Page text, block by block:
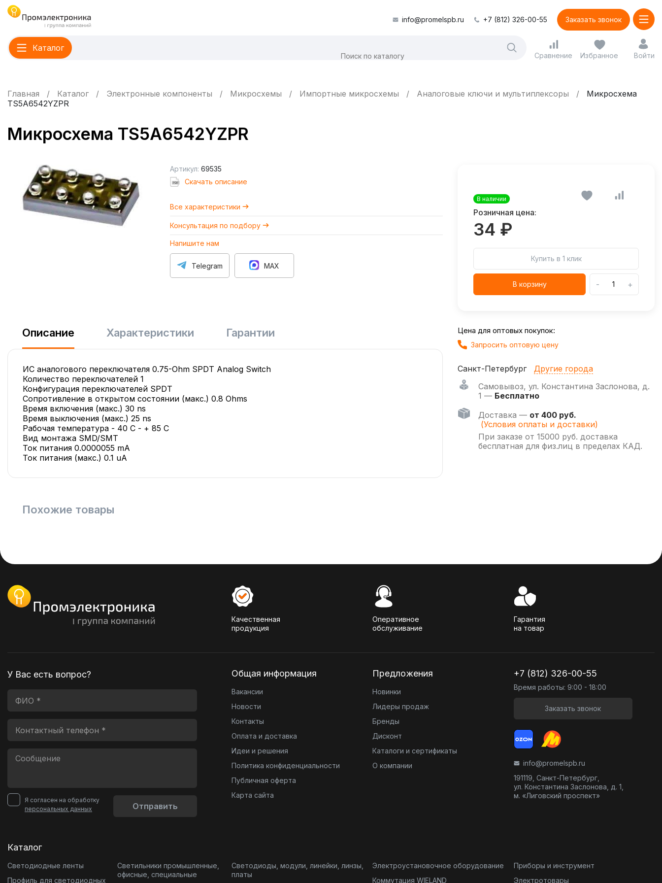
info@promelspb.ru +7 (812) 326-00-55 Заказать звонок
Каталог
Сравнение Избранное Войти
Главная Каталог Электронные компоненты Микросхемы Импортные микросхемы Аналоговые ключи и мультиплексоры
Микросхема
TS5A6542YZPR
Микросхема TS5A6542YZPR
Артикул: 69535
Cкачать описание
Все характеристики
Консультация по подбору
Напишите нам
Telegram MAX
В наличии
Розничная цена:
34 ₽
Купить в 1 клик
В корзину - +
Описание Характеристики Гарантии
ИС аналогового переключателя 0.75-Ohm SPDT Analog Switch
Количество переключателей 1
Конфигурация переключателей SPDT
Сопротивление в открытом состоянии (макс.) 0.8 Ohms
Время включения (макс.) 30 ns
Время выключения (макс.) 25 ns
Рабочая температура - 40 C - + 85 C
Вид монтажа SMD/SMT
Ток питания 0.0000055 mA
Ток питания (макс.) 0.1 uA
Цена для оптовых покупок:
Запросить оптовую цену
Санкт-Петербург
Другие города
Самовывоз, ул. Константина Заслонова, д.
1 — Бесплатно
Доставка — от 400 руб.
(Условия оплаты и доставки)
При заказе от 15000 руб. доставка
бесплатная для физ.лиц в пределах КАД.
Похожие товары
Качественная
продукция
Оперативное
обслуживание
Гарантия
на товар
У Вас есть вопрос?
Я согласен на обработку
персональных данных
Отправить
Общая информация
Вакансии
Новости
Контакты
Оплата и доставка
Идеи и решения
Политика конфиденциальности
Публичная оферта
Карта сайта
Предложения
Новинки
Лидеры продаж
Бренды
Дисконт
Каталоги и сертификаты
О компании
+7 (812) 326-00-55
Время работы: 9:00 - 18:00
Заказать звонок
info@promelspb.ru
191119, Санкт-Петербург,
ул. Константина Заслонова, д. 1,
м. «Лиговский проспект»
Каталог
Светодиодные ленты
Профиль для светодиодных
Светильники промышленные,
офисные, специальные
Светодиоды, модули, линейки, линзы,
платы
Электроустановочное оборудование
Коммутация WIELAND
Приборы и инструмент
Электротовары